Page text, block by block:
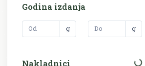
Godina izdanja
g g
Nakladnici